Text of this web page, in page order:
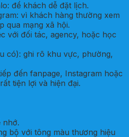
để khách dễ đặt lịch.
vì khách hàng thường xem
qua mạng xã hội.
với đối tác, agency, hoặc học
có): ghi rõ khu vực, phường,
đến fanpage, Instagram hoặc
tiện lợi và hiện đại.
nhớ.
bộ với tông màu thương hiệu